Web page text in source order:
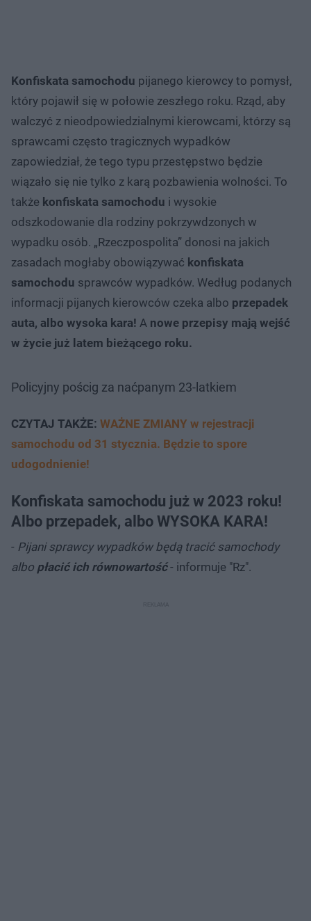
Konfiskata samochodu pijanego kierowcy to pomysł,
który pojawił się w połowie zeszłego roku. Rząd, aby
walczyć z nieodpowiedzialnymi kierowcami, którzy są
sprawcami często tragicznych wypadków
zapowiedział, że tego typu przestępstwo będzie
wiązało się nie tylko z karą pozbawienia wolności. To
także konfiskata samochodu i wysokie
odszkodowanie dla rodziny pokrzywdzonych w
wypadku osób. „Rzeczpospolita” donosi na jakich
zasadach mogłaby obowiązywać konfiskata
samochodu sprawców wypadków. Według podanych
informacji pijanych kierowców czeka albo przepadek
auta, albo wysoka kara! A nowe przepisy mają wejść
w życie już latem bieżącego roku.
Policyjny pościg za naćpanym 23-latkiem
CZYTAJ TAKŻE: WAŻNE ZMIANY w rejestracji
samochodu od 31 stycznia. Będzie to spore
udogodnienie!
Konfiskata samochodu już w 2023 roku!
Albo przepadek, albo WYSOKA KARA!
- Pijani sprawcy wypadków będą tracić samochody
albo płacić ich równowartość- informuje "Rz".